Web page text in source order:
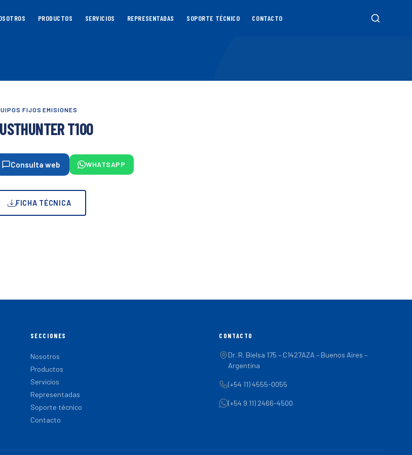
PRODUCTOS SERVICIOS REPRESENTADAS SOPORTE TÉCNICO CONTACTO
FIJOS EMISIONES
T100
Consulta web WHATSAPP
FICHA TÉCNICA
SECCIONES
Nosotros
Productos
Servicios
Representadas
Soporte técnico
Contacto
CONTACTO
Dr. R. Bielsa 175 – C1427AZA – Buenos Aires –
Argentina
(+54 11) 4555-0055
(+54 9 11) 2466-4500